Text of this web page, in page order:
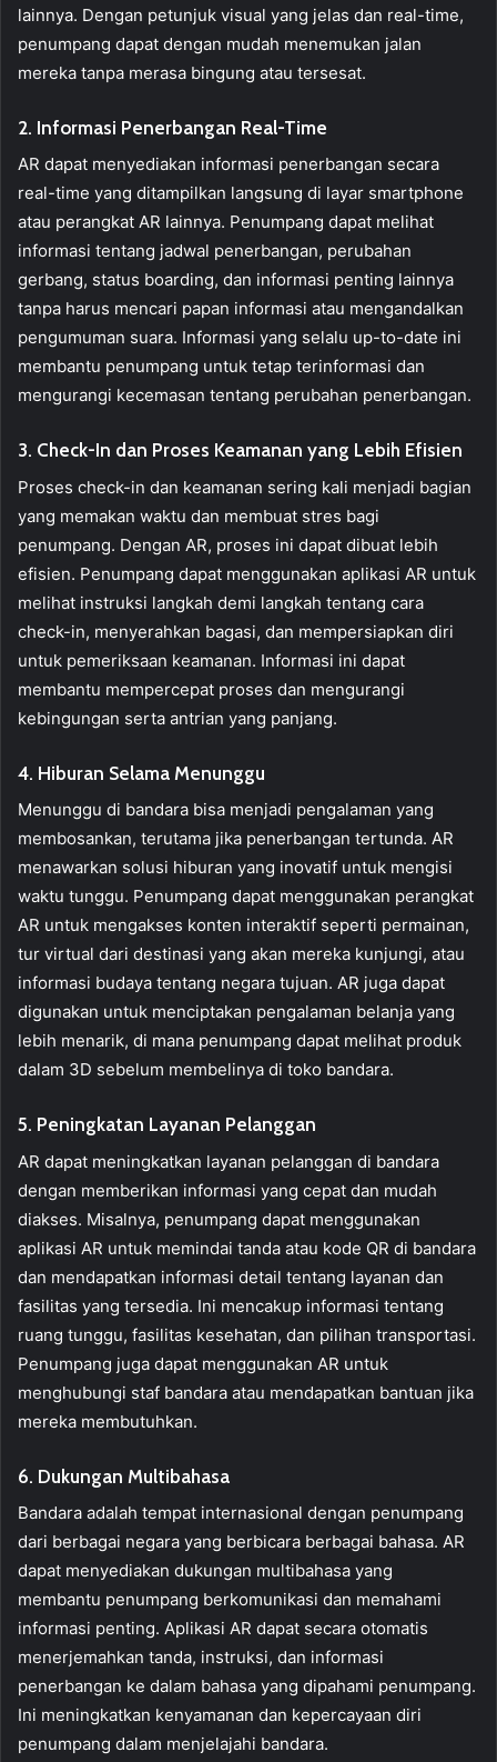
lainnya. Dengan petunjuk visual yang jelas dan real-time,
penumpang dapat dengan mudah menemukan jalan
mereka tanpa merasa bingung atau tersesat.
2. Informasi Penerbangan Real-Time
AR dapat menyediakan informasi penerbangan secara
real-time yang ditampilkan langsung di layar smartphone
atau perangkat AR lainnya. Penumpang dapat melihat
informasi tentang jadwal penerbangan, perubahan
gerbang, status boarding, dan informasi penting lainnya
tanpa harus mencari papan informasi atau mengandalkan
pengumuman suara. Informasi yang selalu up-to-date ini
membantu penumpang untuk tetap terinformasi dan
mengurangi kecemasan tentang perubahan penerbangan.
3. Check-In dan Proses Keamanan yang Lebih Efisien
Proses check-in dan keamanan sering kali menjadi bagian
yang memakan waktu dan membuat stres bagi
penumpang. Dengan AR, proses ini dapat dibuat lebih
efisien. Penumpang dapat menggunakan aplikasi AR untuk
melihat instruksi langkah demi langkah tentang cara
check-in, menyerahkan bagasi, dan mempersiapkan diri
untuk pemeriksaan keamanan. Informasi ini dapat
membantu mempercepat proses dan mengurangi
kebingungan serta antrian yang panjang.
4. Hiburan Selama Menunggu
Menunggu di bandara bisa menjadi pengalaman yang
membosankan, terutama jika penerbangan tertunda. AR
menawarkan solusi hiburan yang inovatif untuk mengisi
waktu tunggu. Penumpang dapat menggunakan perangkat
AR untuk mengakses konten interaktif seperti permainan,
tur virtual dari destinasi yang akan mereka kunjungi, atau
informasi budaya tentang negara tujuan. AR juga dapat
digunakan untuk menciptakan pengalaman belanja yang
lebih menarik, di mana penumpang dapat melihat produk
dalam 3D sebelum membelinya di toko bandara.
5. Peningkatan Layanan Pelanggan
AR dapat meningkatkan layanan pelanggan di bandara
dengan memberikan informasi yang cepat dan mudah
diakses. Misalnya, penumpang dapat menggunakan
aplikasi AR untuk memindai tanda atau kode QR di bandara
dan mendapatkan informasi detail tentang layanan dan
fasilitas yang tersedia. Ini mencakup informasi tentang
ruang tunggu, fasilitas kesehatan, dan pilihan transportasi.
Penumpang juga dapat menggunakan AR untuk
menghubungi staf bandara atau mendapatkan bantuan jika
mereka membutuhkan.
6. Dukungan Multibahasa
Bandara adalah tempat internasional dengan penumpang
dari berbagai negara yang berbicara berbagai bahasa. AR
dapat menyediakan dukungan multibahasa yang
membantu penumpang berkomunikasi dan memahami
informasi penting. Aplikasi AR dapat secara otomatis
menerjemahkan tanda, instruksi, dan informasi
penerbangan ke dalam bahasa yang dipahami penumpang.
Ini meningkatkan kenyamanan dan kepercayaan diri
penumpang dalam menjelajahi bandara.